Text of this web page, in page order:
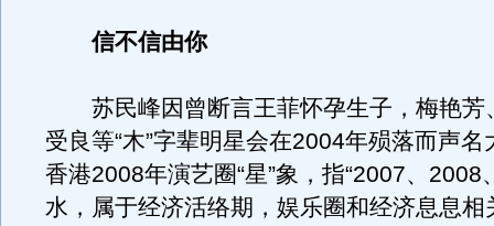
信不信由你
苏民峰因曾断言王菲怀孕生子，梅艳芳
受良等“木”字辈明星会在2004年殒落而声
香港2008年演艺圈“星”象，指“2007、2008
水，属于经济活络期，娱乐圈和经济息息相